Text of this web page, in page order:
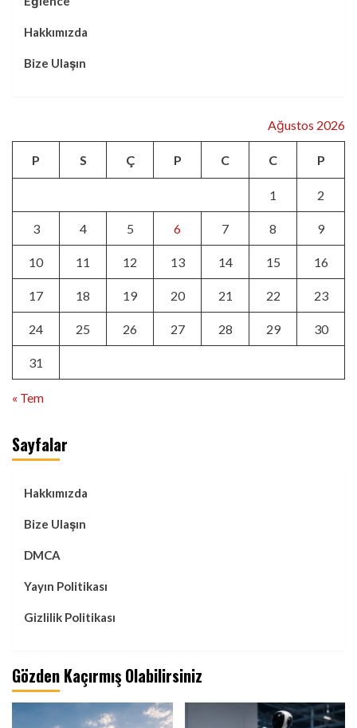
Hakkımızda
Bize Ulaşın
Ağustos 2026
P S Ç P C C P
1 2
3 4 5 6 7 8 9
10 11 12 13 14 15 16
17 18 19 20 21 22 23
24 25 26 27 28 29 30
31
« Tem
Sayfalar
Hakkımızda
Bize Ulaşın
DMCA
Yayın Politikası
Gizlilik Politikası
Gözden Kaçırmış Olabilirsiniz